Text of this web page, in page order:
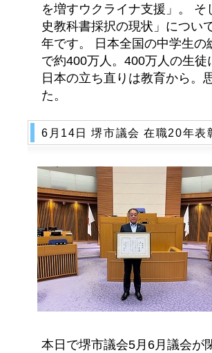
を増すウクライナ支援」。
史教科書採択の現状」につい
年です。 日本全国の中学生
で約400万人。400万人の生
日本の立ち直りは教育から。
た。
6月14日 堺市議会 在職20年表
本日で堺市議会5月6月議会が